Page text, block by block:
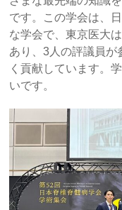
です。この学会は、
な学会で、東京医大
あり、3人の評議員が
く貢献しています。
いです。